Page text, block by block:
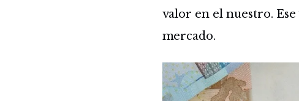
valor en el nuestro.
mercado.